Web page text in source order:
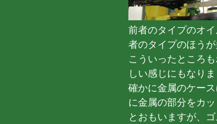
前者のタイプのオ
者のタイプのほう
こういったところ
しい感じにもなり
確かに金属のケー
に金属の部分をカ
とおもいますが、